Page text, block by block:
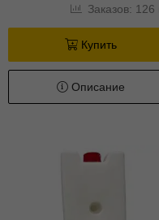
Заказов: 126
Купить
Описание